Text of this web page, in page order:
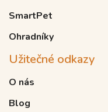
SmartPet
Ohradníky
Užitečné odkazy
O nás
Blog